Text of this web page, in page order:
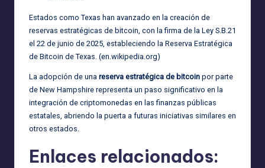
Estados como Texas han avanzado en la creación de
reservas estratégicas de bitcoin, con la firma de la Ley S.B.21
el 22 de junio de 2025, estableciendo la Reserva Estratégica
de Bitcoin de Texas. (en.wikipedia.org)
La adopción de una reserva estratégica de bitcoin por parte
de New Hampshire representa un paso significativo en la
integración de criptomonedas en las finanzas públicas
estatales, abriendo la puerta a futuras iniciativas similares en
otros estados.
Enlaces relacionados: